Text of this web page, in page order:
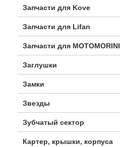
Запчасти для Kove
Запчасти для Lifan
Запчасти для MOTOMORINI
Заглушки
Замки
Звезды
Зубчатый сектор
Картер, крышки, корпуса